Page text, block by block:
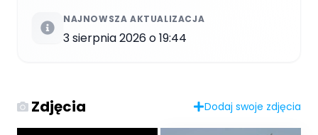
NAJNOWSZA AKTUALIZACJA
3 sierpnia 2026 o 19:44
Zdjęcia Dodaj swoje zdjęcia